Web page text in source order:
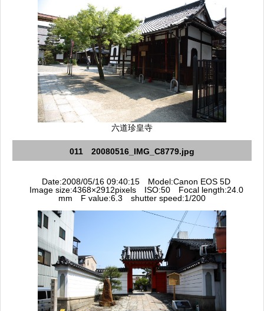
六道珍皇寺
011 20080516_IMG_C8779.jpg
Date:2008/05/16 09:40:15 Model:Canon EOS 5D
Image size:4368×2912pixels ISO:50 Focal length:24.0
mm F value:6.3 shutter speed:1/200